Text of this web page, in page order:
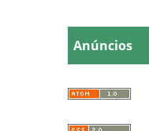
Anúncios